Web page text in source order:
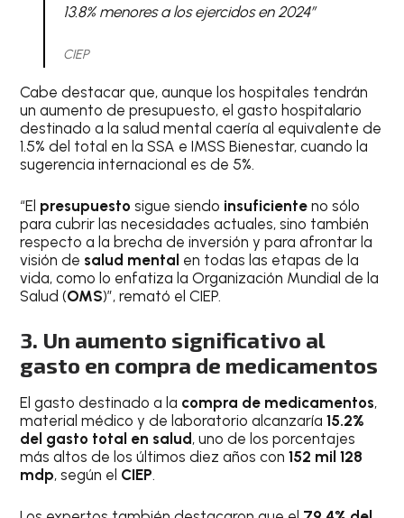
13.8% menores a los ejercidos en 2024”
CIEP
Cabe destacar que, aunque los hospitales tendrán
un aumento de presupuesto, el gasto hospitalario
destinado a la salud mental caería al equivalente de
1.5% del total en la SSA e IMSS Bienestar, cuando la
sugerencia internacional es de 5%.
“El presupuesto sigue siendo insuficiente no sólo
para cubrir las necesidades actuales, sino también
respecto a la brecha de inversión y para afrontar la
visión de salud mental en todas las etapas de la
vida, como lo enfatiza la Organización Mundial de la
Salud (OMS)”, remató el CIEP.
3. Un aumento significativo al
gasto en compra de medicamentos
El gasto destinado a la compra de medicamentos,
material médico y de laboratorio alcanzaría15.2%
del gasto total en salud , uno de los porcentajes
más altos de los últimos diez años con152 mil 128
mdp, según el CIEP.